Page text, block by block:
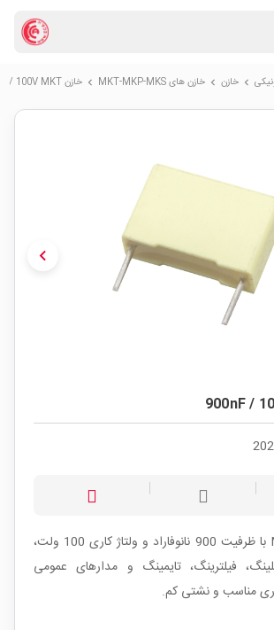
chevron_right خازن chevron_right خازن های MKT-MKP-MKS chevron_right خازن 900nF / 100V MKT
chevron_left
خازن فیلمی MKT با ظرفیت 900 نانوفاراد و ولتاژ کاری 100 ولت،
فیلترینگ، تایمینگ و مدارهای عمومی
مناسب و نشتی کم.